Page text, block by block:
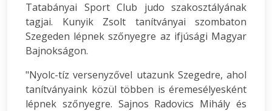
Tatabányai Sport Club judo szakosztályának
tagjai. Kunyik Zsolt tanítványai szombaton
Szegeden lépnek szőnyegre az ifjúsági Magyar
Bajnokságon.
"Nyolc-tíz versenyzővel utazunk Szegedre, ahol
tanítványaink közül többen is éremesélyesként
lépnek szőnyegre. Sajnos Radovics Mihály és